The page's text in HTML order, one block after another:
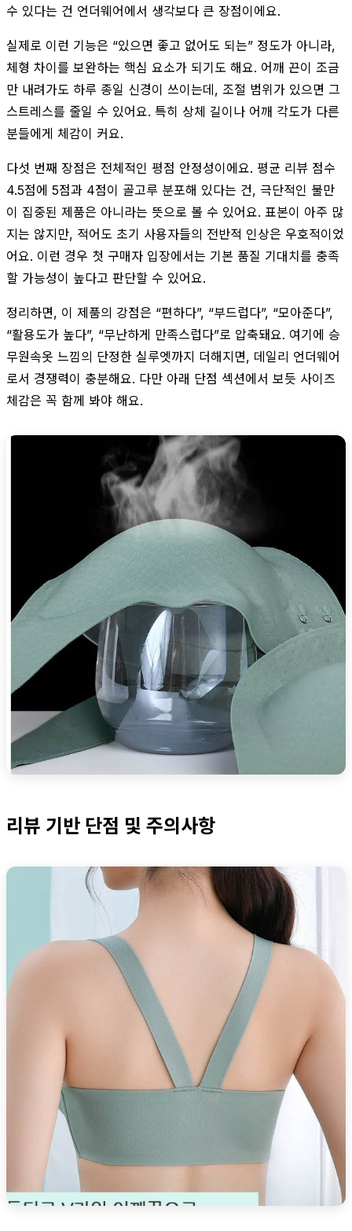
수 있다는 건 언더웨어에서 생각보다 큰 장점이에요.
실제로 이런 기능은 “있으면 좋고 없어도 되는” 정도가 아니라,
체형 차이를 보완하는 핵심 요소가 되기도 해요. 어깨 끈이 조금
만 내려가도 하루 종일 신경이 쓰이는데, 조절 범위가 있으면 그
스트레스를 줄일 수 있어요. 특히 상체 길이나 어깨 각도가 다른
분들에게 체감이 커요.
다섯 번째 장점은 전체적인 평점 안정성이에요. 평균 리뷰 점수
4.5점에 5점과 4점이 골고루 분포해 있다는 건, 극단적인 불만
이 집중된 제품은 아니라는 뜻으로 볼 수 있어요. 표본이 아주 많
지는 않지만, 적어도 초기 사용자들의 전반적 인상은 우호적이었
어요. 이런 경우 첫 구매자 입장에서는 기본 품질 기대치를 충족
할 가능성이 높다고 판단할 수 있어요.
정리하면, 이 제품의 강점은 “편하다”, “부드럽다”, “모아준다”,
“활용도가 높다”, “무난하게 만족스럽다”로 압축돼요. 여기에 승
무원속옷 느낌의 단정한 실루엣까지 더해지면, 데일리 언더웨어
로서 경쟁력이 충분해요. 다만 아래 단점 섹션에서 보듯 사이즈
체감은 꼭 함께 봐야 해요.
리뷰 기반 단점 및 주의사항